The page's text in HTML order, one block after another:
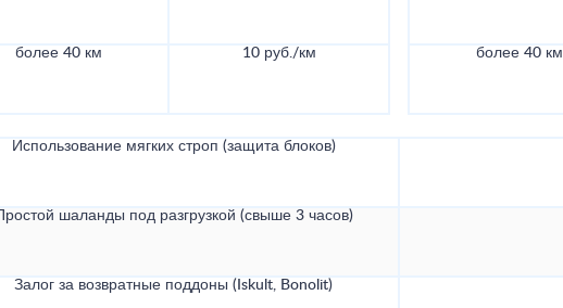
более 40 км 10 руб./км более 40 км
Использование мягких строп (защита блоков)
Простой шаланды под разгрузкой (свыше 3 часов)
Залог за возвратные поддоны (Iskult, Bonolit)